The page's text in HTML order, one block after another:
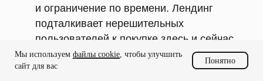
и ограничение по времени. Лендинг
подталкивает нерешительных
пользователей к покупке здесь и сейчас,
не откладывая.
Мы используем файлы cookie, чтобы улучшить
сайт для вас
Понятно